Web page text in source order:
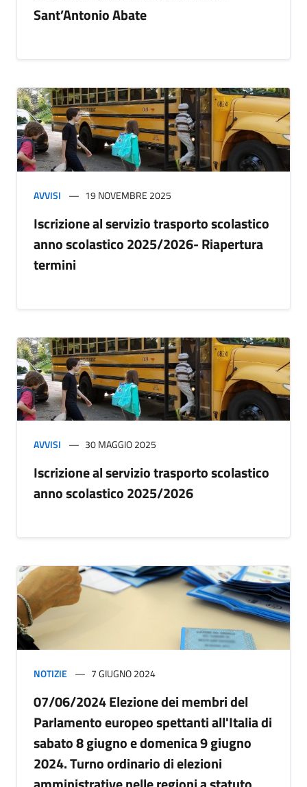
Sant’Antonio Abate
AVVISI 19 NOVEMBRE 2025
Iscrizione al servizio trasporto scolastico
anno scolastico 2025/2026- Riapertura
termini
AVVISI 30 MAGGIO 2025
Iscrizione al servizio trasporto scolastico
anno scolastico 2025/2026
NOTIZIE 7 GIUGNO 2024
07/06/2024 Elezione dei membri del
Parlamento europeo spettanti all'Italia di
sabato 8 giugno e domenica 9 giugno
2024. Turno ordinario di elezioni